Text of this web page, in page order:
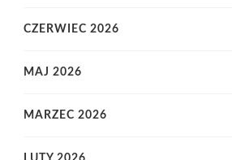
CZERWIEC 2026
MAJ 2026
MARZEC 2026